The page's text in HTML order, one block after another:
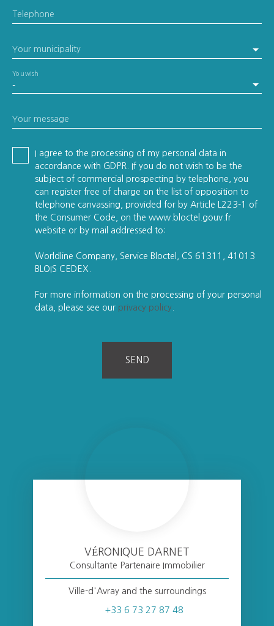
Telephone
Your municipality
-
You wish
Your message
I agree to the processing of my personal data in
accordance with GDPR. If you do not wish to be the
subject of commercial prospecting by telephone, you
can register free of charge on the list of opposition to
telephone canvassing, provided for by Article L223-1 of
the Consumer Code, on the www.bloctel.gouv.fr
website or by mail addressed to:
Worldline Company, Service Bloctel, CS 61311, 41013
BLOIS CEDEX.
For more information on the processing of your personal
data, please see our privacy policy
SEND
VÉRONIQUE DARNET
Consultante Partenaire Immobilier
Ville-d'Avray and the surroundings
+33 6 73 27 87 48